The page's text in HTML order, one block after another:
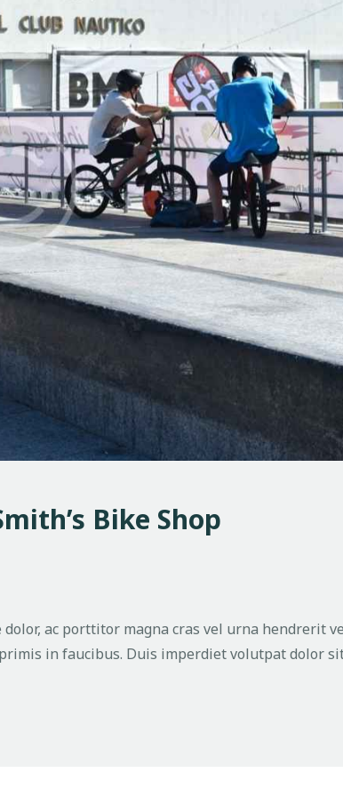
Bike Shop
ac porttitor magna cras vel urna hendrerit
in faucibus. Duis imperdiet volutpat dolor